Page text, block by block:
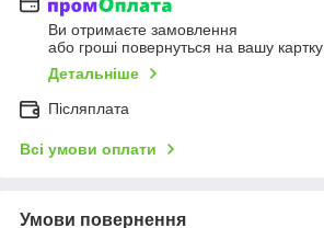
Ви отримаєте замовлення
або гроші повернуться на вашу картку
Детальніше
Післяплата
Всі умови оплати
Умови повернення